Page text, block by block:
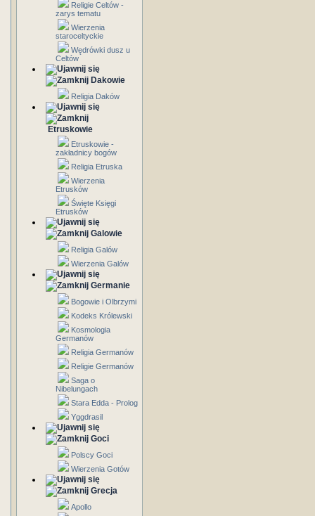
Religie Celtów -
zarys tematu
Wierzenia
staroceltyckie
Wędrówki dusz u
Celtów
Dakowie
Religia Daków
Etruskowie
Etruskowie -
zakładnicy bogów
Religia Etruska
Wierzenia
Etrusków
Święte Księgi
Etrusków
Galowie
Religia Galów
Wierzenia Galów
Germanie
Bogowie i Olbrzymi
Kodeks Królewski
Kosmologia
Germanów
Religia Germanów
Religie Germanów
Saga o
Nibelungach
Stara Edda - Prolog
Yggdrasil
Goci
Polscy Goci
Wierzenia Gotów
Grecja
Apollo